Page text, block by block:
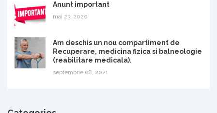
Anunt important
mai 23, 2020
Am deschis un nou compartiment de
Recuperare, medicina fizica si balneologie
(reabilitare medicala).
septembrie 08, 2021